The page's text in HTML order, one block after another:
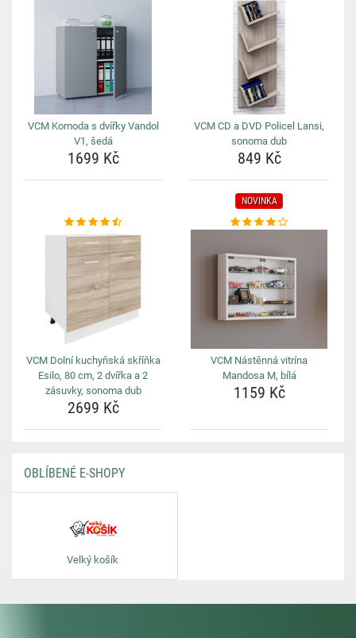
VCM Komoda s dvířky Vandol
V1, šedá
1699 Kč
VCM CD a DVD Policel Lansi,
sonoma dub
849 Kč
VCM Dolní kuchyňská skříňka
Esilo, 80 cm, 2 dvířka a 2
zásuvky, sonoma dub
2699 Kč
NOVINKA
VCM Nástěnná vitrína
Mandosa M, bílá
1159 Kč
OBLÍBENÉ E-SHOPY
Velký košík